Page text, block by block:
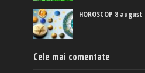
HOROSCOP 8 august
Cele mai comentate